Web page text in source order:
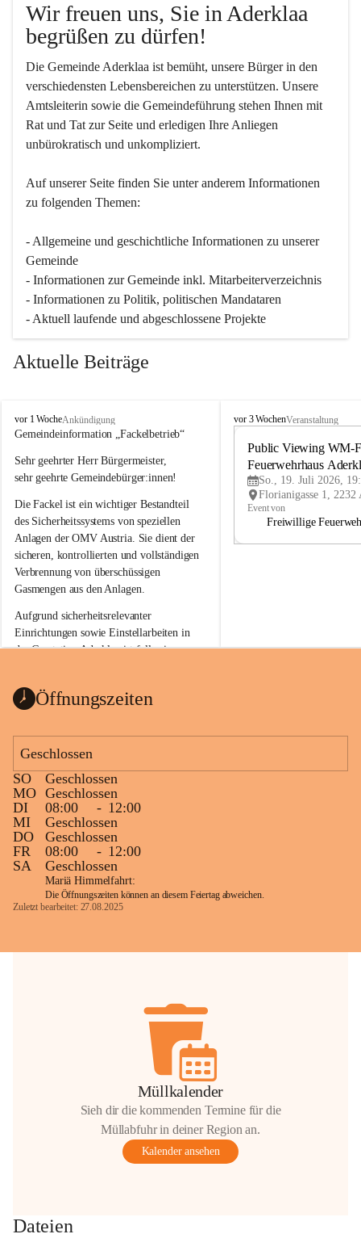
Wir freuen uns, Sie in Aderklaa
begrüßen zu dürfen!
Die Gemeinde Aderklaa ist bemüht, unsere Bürger in den
verschiedensten Lebensbereichen zu unterstützen. Unsere
Amtsleiterin sowie die Gemeindeführung stehen Ihnen mit
Rat und Tat zur Seite und erledigen Ihre Anliegen
unbürokratisch und unkompliziert.
Auf unserer Seite finden Sie un­ter an­de­rem Informationen
zu folgenden Themen:
- Allgemeine und geschichtliche Informationen zu unserer
Gemeinde
- Informationen zur Gemeinde inkl. Mitarbeiterverzeichnis
- Informationen zu Politik, politischen Mandataren
- Aktuell laufende und abgeschlossene Projekte
Aktuelle Beiträge
A
d
r
k
a
a
vor 1 WocheAnkündigung
Gemeindeinformation „Fackelbetrieb“
Sehr geehrter Herr Bürgermeister,
sehr geehrte Gemeindebürger:innen!
Die Fackel ist ein wichtiger Bestandteil
des Sicherheitssystems von speziellen
Anlagen der OMV Austria. Sie dient der
sicheren, kontrollierten und vollständigen
Verbrennung von überschüssigen
Gasmengen aus den Anlagen.
Aufgrund sicherheitsrelevanter
Einrichtungen sowie Einstellarbeiten in
der Gasstation Aderklaa ist fallweise
kommenden Tagen und Wochen wird
sein.
Die OMV Austria ist bemüht, für die
Bevölkerung ungewohnte, jedoch
technisch notwendige Betriebszustände so
kurz wie möglich zu halten.
Wir bitten daher die umliegende
Bevölkerung um Verständnis.
Glück Auf!
GmbH
anrainer-service@omv.com
Bei Fragen, Anliegen oder Beschwerden.
Wartungsarbeiten
A
vor 3 WochenVeranstaltung
Public Viewing WM-
Feuerwehrhaus
So., 19. Juli 2026,
Event von
Freiwillige
Öffnungszeiten
Geschlossen
SO
Geschlossen
MO Geschlossen
DI
08:00 - 12:00
MI
Geschlossen
DO
Geschlossen
FR
08:00 - 12:00
SA
Geschlossen
Mariä Himmelfahrt:
Die Öffnungszeiten können an diesem Feiertag abweichen.
Zuletzt bearbeitet: 27.08.2025
Müllkalender
Sieh dir die kommenden Termine für die
Müllabfuhr in deiner Region an.
Kalender ansehen
Dateien